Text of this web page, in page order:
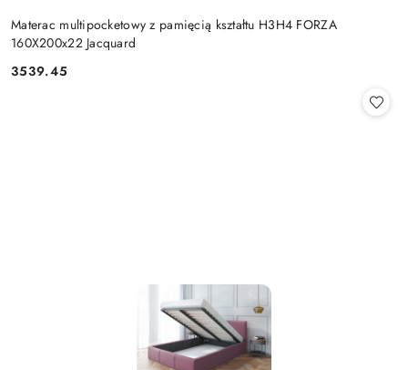
Materac multipocketowy z pamięcią kształtu H3H4 FORZA
160X200x22 Jacquard
Cena:
3539.45